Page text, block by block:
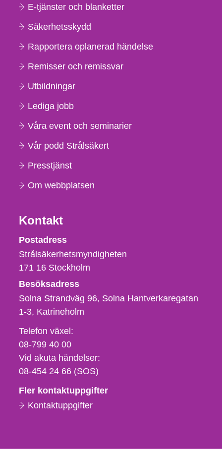
E-tjänster och blanketter
Säkerhetsskydd
Rapportera oplanerad händelse
Remisser och remissvar
Utbildningar
Lediga jobb
Våra event och seminarier
Vår podd Strålsäkert
Presstjänst
Om webbplatsen
Kontakt
Strålsäkerhetsmyndigheten
Postadress
Strålsäkerhetsmyndigheten
171 16 Stockholm
Besöksadress
Solna Strandväg 96, Solna Hantverkaregatan
1-3 Katrineholm
Telefon,
fax
och
e-
Telefon växel:
08-799 40 00
Vid akuta händelser:
08-454 24 66 (SOS)
Fler kontaktuppgifter
Kontaktuppgifter